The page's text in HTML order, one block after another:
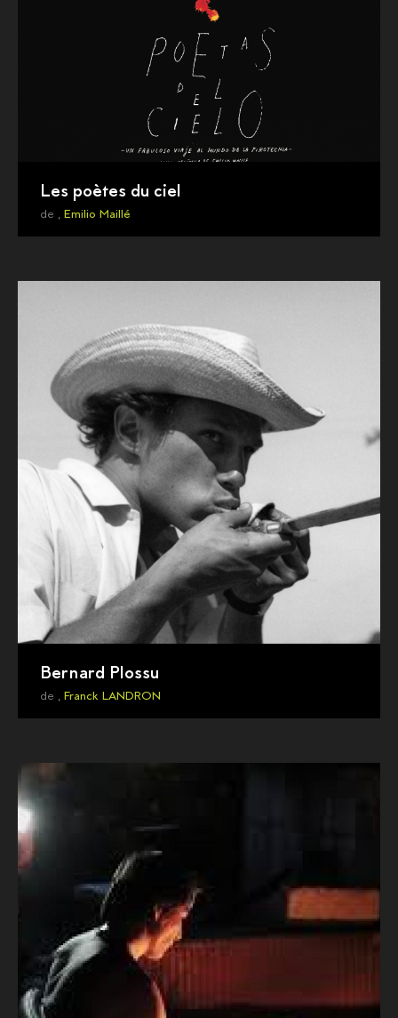
Les poètes du ciel
de , Emilio Maillé
Bernard Plossu
de , Franck LANDRON